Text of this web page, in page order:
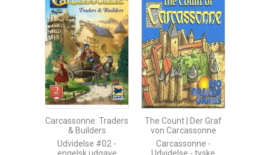
Carcassonne: Traders
& Builders
Udvidelse #02 -
The Count | Der Graf
von Carcassonne
Carcassonne -